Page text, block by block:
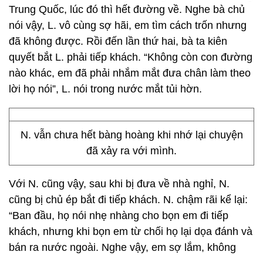
Trung Quốc, lúc đó thì hết đường về. Nghe bà chủ
nói vậy, L. vô cùng sợ hãi, em tìm cách trốn nhưng
đã không được. Rồi đến lần thứ hai, bà ta kiên
quyết bắt L. phải tiếp khách. “Không còn con đường
nào khác, em đã phải nhắm mắt đưa chân làm theo
lời họ nói”, L. nói trong nước mắt tủi hờn.
N. vẫn chưa hết bàng hoàng khi nhớ lại chuyện
đã xảy ra với mình.
Với N. cũng vậy, sau khi bị đưa về nhà nghỉ, N.
cũng bị chủ ép bắt đi tiếp khách. N. chậm rãi kể lại:
“Ban đầu, họ nói nhẹ nhàng cho bọn em đi tiếp
khách, nhưng khi bọn em từ chối họ lại dọa đánh và
bán ra nước ngoài. Nghe vậy, em sợ lắm, không